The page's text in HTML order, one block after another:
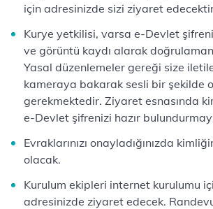
için adresinizde sizi ziyaret
Kurye yetkilisi, varsa e-Devlet
ve görüntü kaydı alarak
Yasal düzenlemeler gereği size
kameraya bakarak sesli bir şekilde
gerekmektedir. Ziyaret esnasında
e-Devlet şifrenizi hazır
Evraklarınızı onayladığınızda
olacak.
Kurulum ekipleri internet kurulumu
adresinizde ziyaret edecek.